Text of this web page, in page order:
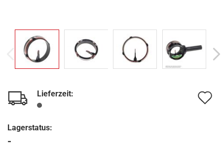
Lieferzeit:
Lagerstatus:
-